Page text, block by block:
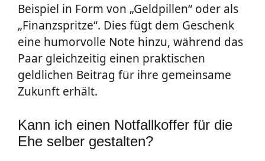
Beispiel in Form von „Geldpillen“ oder als
„Finanzspritze“. Dies fügt dem Geschenk
eine humorvolle Note hinzu, während das
Paar gleichzeitig einen praktischen
geldlichen Beitrag für ihre gemeinsame
Zukunft erhält.
Kann ich einen Notfallkoffer für die
Ehe selber gestalten?